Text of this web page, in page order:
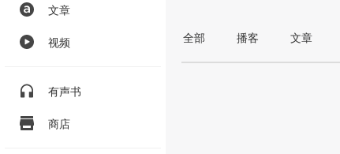
文章
视频
有声书
商店
全部 播客 文章